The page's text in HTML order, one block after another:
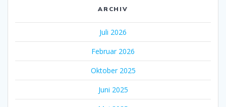
ARCHIV
Juli 2026
Februar 2026
Oktober 2025
Juni 2025